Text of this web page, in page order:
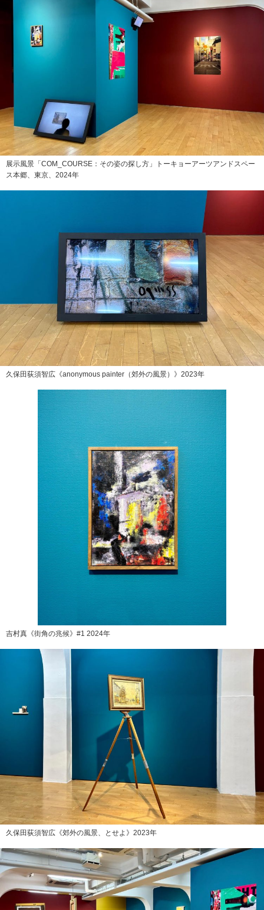
展示風景「COM_COURSE：その姿の探し方」トーキョーアーツアンドスペー
ス本郷、東京、2024年
久保田荻須智広《anonymous painter（郊外の風景）》2023年
吉村真《街角の兆候》#1 2024年
久保田荻須智広《郊外の風景、とせよ》2023年